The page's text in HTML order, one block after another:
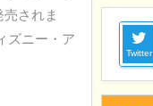
されま
ズニー・ア
Twitter